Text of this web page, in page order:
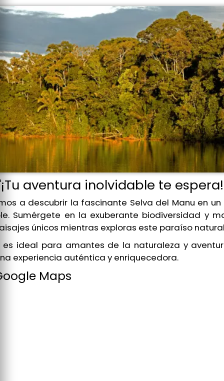
aventura inolvidable te
a descubrir la fascinante Selva del Manu en un
Sumérgete en la exuberante biodiversidad y
únicos mientras exploras este paraíso
es ideal para amantes de la naturaleza y
experiencia auténtica y enriquecedora.
Maps